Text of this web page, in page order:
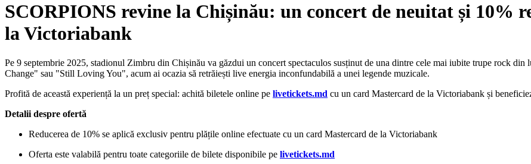
SCORPIONS revine la Chișinău: un concert de neuitat și 10%
la Victoriabank
Pe 9 septembrie 2025, stadionul Zimbru din Chișinău va găzdui un concert spectaculos susținut de una dintre cele mai iubite trupe rock
Change" sau "Still Loving You", acum ai ocazia să retrăiești live energia inconfundabilă a unei legende muzicale.
Profită de această experiență la un preț special: achită biletele online pe livetickets.md cu un card Mastercard de la Victoriabank și
Detalii despre ofertă
Reducerea de 10% se aplică exclusiv pentru plățile online efectuate cu un card Mastercard de la Victoriabank
Oferta este valabilă pentru toate categoriile de bilete disponibile pe livetickets.md